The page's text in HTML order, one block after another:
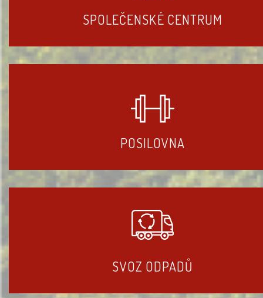
SPOLEČENSKÉ CENTRUM
POSILOVNA
SVOZ ODPADŮ